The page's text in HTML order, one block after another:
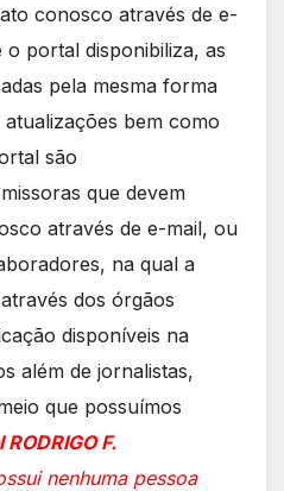
conosco através de e-
portal disponibiliza, as
pela mesma forma
bem como
são
que devem
através de e-mail, ou
na qual a
dos órgãos
disponíveis na
além de jornalistas,
que possuímos
F.
nenhuma pessoa